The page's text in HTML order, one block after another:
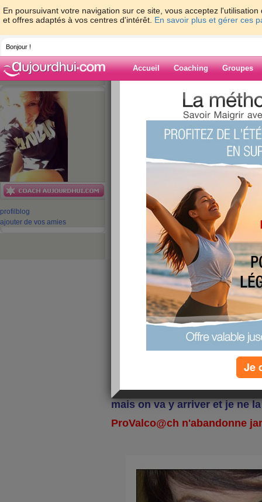
En poursuivant votre navigation sur ce site, vous acceptez
et offres adaptés à vos centres d'intérêt. En savoir plus et gérer ces
Bonjour !
Accueil Coaching Groupes
profil blog
ajouter de vos amies
> ValerieLeSport
>
Blog de
trop fière d'elle ...
Provalco@ch...
publié le 27/11/2009 à 13:07
Energy'val et Provalco@ch
et de la détermination à fond
Bravo Debbie tu peux être
" SOURIS " Voilà je co@che
pour lui faire perdre ses 25
menus équilibrés par
toujours facile à gérer donc
OBLIGATOIRE tous les
motivation sur
à fond pour une
challenge démarre bien
kgs !!! je suis vraiment trop
On a encore du chemin à
mais on va y arriver et je ne
ProValco@ch n'abandonne
Je